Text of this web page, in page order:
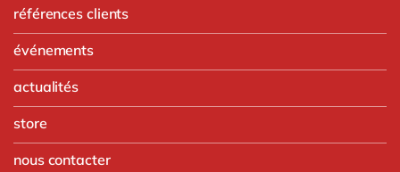
références clients
événements
actualités
store
nous contacter